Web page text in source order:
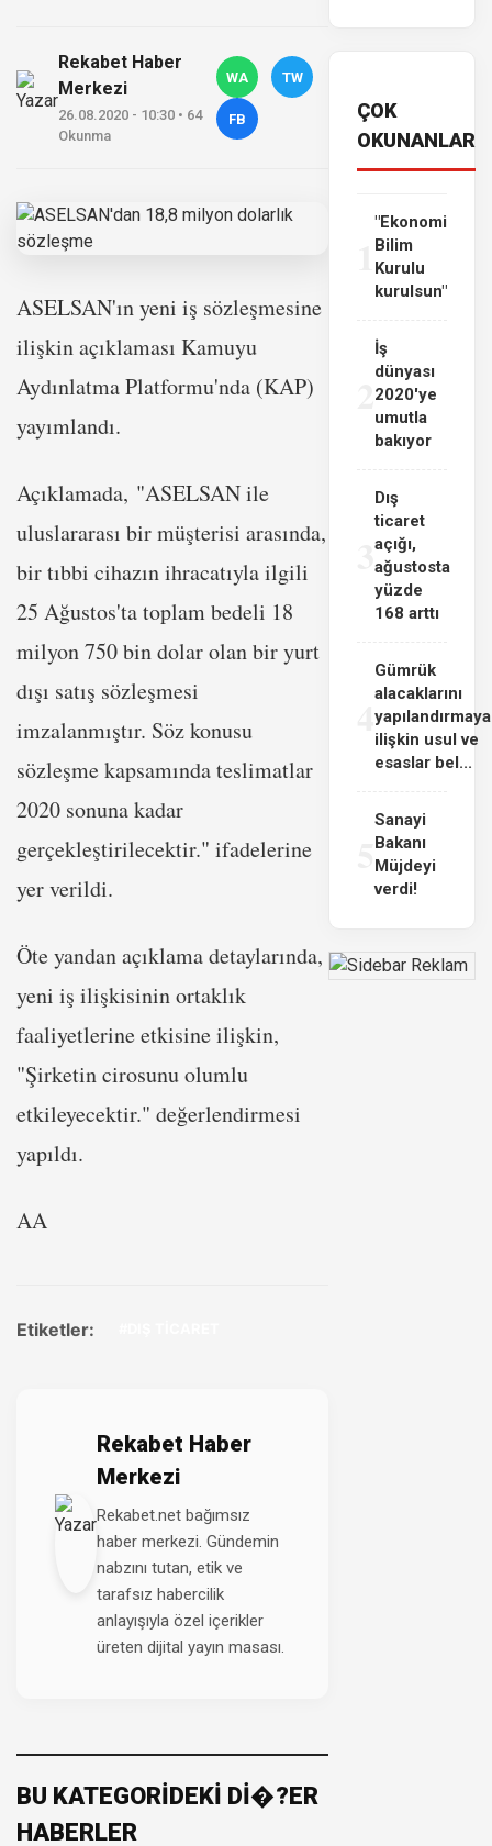
Rekabet Haber
Merkezi
26.08.2020 - 10:30 • 64
Okunma
WA TW
FB
ASELSAN'ın yeni iş sözleşmesine
ilişkin açıklaması Kamuyu
Aydınlatma Platformu'nda (KAP)
yayımlandı.
Açıklamada, "ASELSAN ile
uluslararası bir müşterisi arasında,
bir tıbbi cihazın ihracatıyla ilgili
25 Ağustos'ta toplam bedeli 18
milyon 750 bin dolar olan bir yurt
dışı satış sözleşmesi
imzalanmıştır. Söz konusu
sözleşme kapsamında teslimatlar
2020 sonuna kadar
gerçekleştirilecektir." ifadelerine
yer verildi.
Öte yandan açıklama detaylarında,
yeni iş ilişkisinin ortaklık
faaliyetlerine etkisine ilişkin,
"Şirketin cirosunu olumlu
etkileyecektir." değerlendirmesi
yapıldı.
AA
Etiketler:
Rekabet Haber
Merkezi
Rekabet.net bağımsız
haber merkezi. Gündemin
nabzını tutan, etik ve
tarafsız habercilik
anlayışıyla özel içerikler
üreten dijital yayın masası.
BU KATEGORİDEKİ Dİ�?ER
HABERLER
ÇOK
OKUNANLAR
"Ekonomi
Bilim
Kurulu
kurulsun"
İş
dünyası
2020'ye
umutla
bakıyor
3
Dış
ticaret
açığı,
ağustosta
yüzde
168 arttı
4
Gümrük
alacaklarını
yapılandırmaya
ilişkin usul ve
esaslar bel...
Sanayi
Bakanı
Müjdeyi
verdi!